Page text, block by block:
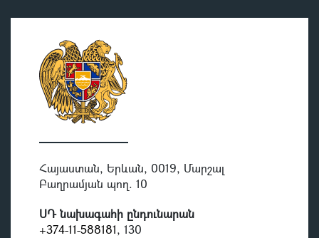
Հայաստան, Երևան, 0019, Մարշալ
Բաղրամյան պող. 10
ՍԴ նախագահի ընդունարան
+374-11-588181, 130